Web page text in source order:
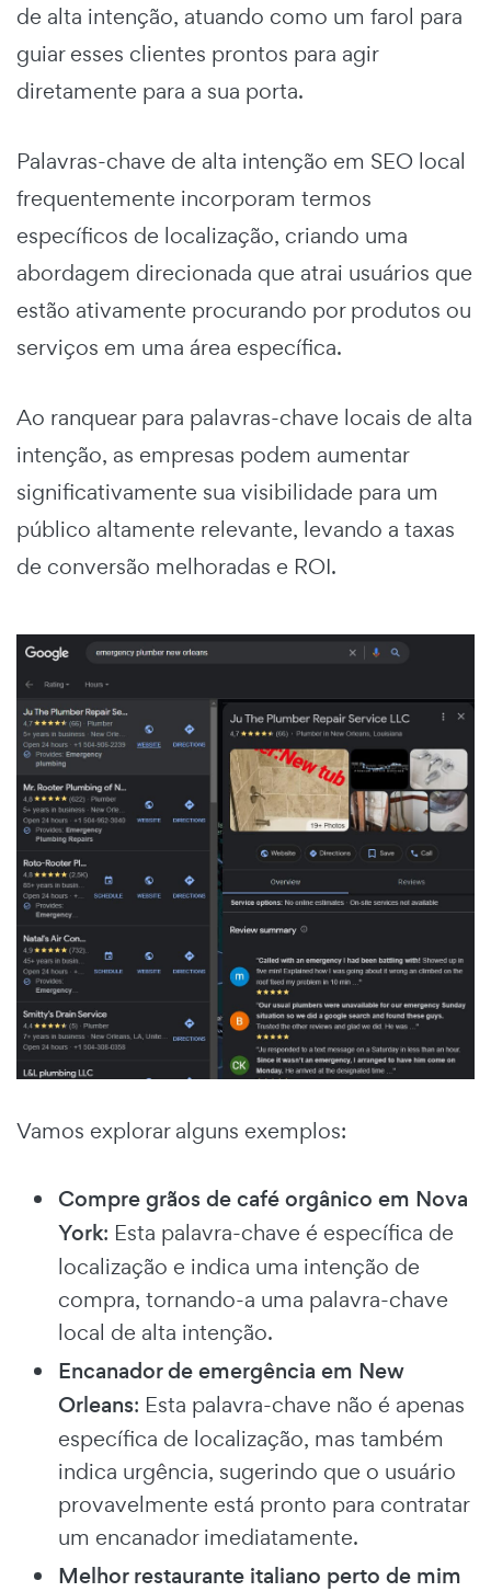
de alta intenção, atuando como um farol para
guiar esses clientes prontos para agir
diretamente para a sua porta.
Palavras-chave de alta intenção em SEO local
frequentemente incorporam termos
específicos de localização, criando uma
abordagem direcionada que atrai usuários que
estão ativamente procurando por produtos ou
serviços em uma área específica.
Ao ranquear para palavras-chave locais de alta
intenção, as empresas podem aumentar
significativamente sua visibilidade para um
público altamente relevante, levando a taxas
de conversão melhoradas e ROI.
Vamos explorar alguns exemplos:
Compre grãos de café orgânico em Nova
York: Esta palavra-chave é específica de
localização e indica uma intenção de
compra, tornando-a uma palavra-chave
local de alta intenção.
Encanador de emergência em New
Orleans: Esta palavra-chave não é apenas
específica de localização, mas também
indica urgência, sugerindo que o usuário
provavelmente está pronto para contratar
um encanador imediatamente.
Melhor restaurante italiano perto de mim